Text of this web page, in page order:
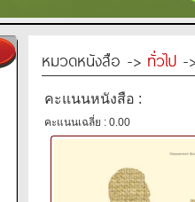
หมวดหนังสือ -> ทั่วไป -
คะแนนหนังสือ :
คะแนนเฉลี่ย : 0.00